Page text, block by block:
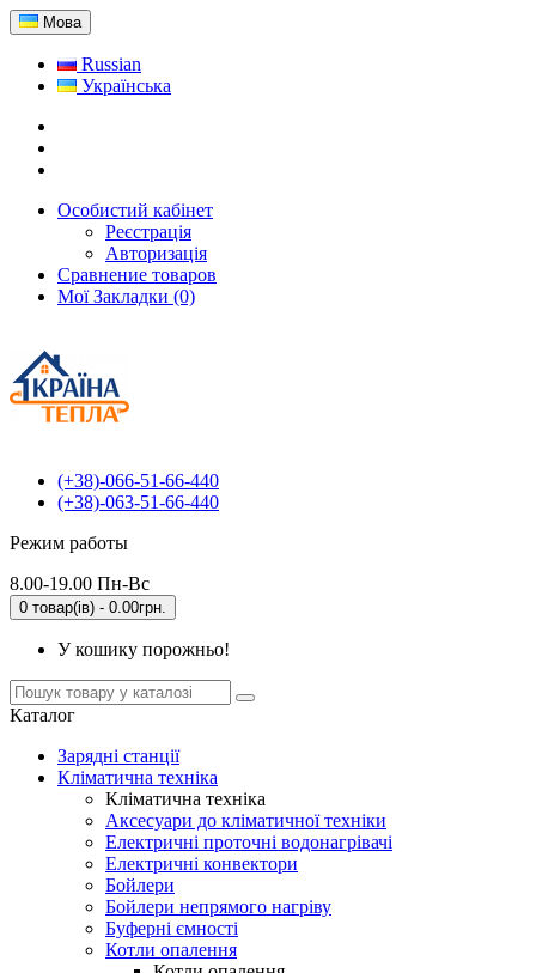
Мова
Russian
Українська
Особистий кабінет
Реєстрація
Авторизація
Сравнение товаров
Мої Закладки (0)
(+38)-066-51-66-440
(+38)-063-51-66-440
Режим работы
8.00-19.00 Пн-Вс
0 товар(ів) - 0.00грн.
У кошику порожньо!
Каталог
Зарядні станції
Кліматична техніка
Кліматична техніка
Аксесуари до кліматичної техніки
Електричні проточні водонагрівачі
Електричні конвектори
Бойлери
Бойлери непрямого нагріву
Буферні ємності
Котли опалення